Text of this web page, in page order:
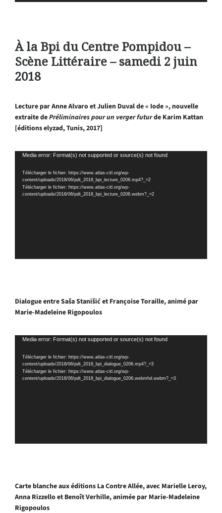
À la Bpi du Centre Pompidou –
Scène Littéraire – samedi 2 juin
2018
Lecture par Anne Alvaro et Julien Duval de « Iode », nouvelle
extraite dePréliminaires pour un verger futurde Karim Kattan
[éditions elyzad, Tunis, 2017]
Lecteur
Media error: Format(s) not supported or source(s) not found
Télécharger le fichier: https://www.atlas-citl.org/wp-
content/uploads/2018/06/pdt_2018_bpi_lecture_0206.mp4?_=2
Télécharger le fichier: https://www.atlas-citl.org/wp-
content/uploads/2018/06/pdt_2018_bpi_lecture_0206.webm?_=2
Dialogue entre Saša Stanišić et Françoise Toraille, animé par
Marie-Madeleine Rigopoulos
Lecteur
Media error: Format(s) not supported or source(s) not found
Télécharger le fichier: https://www.atlas-citl.org/wp-
content/uploads/2018/06/pdt_2018_bpi_dialogue_0206.mp4?_=3
Télécharger le fichier: https://www.atlas-citl.org/wp-
content/uploads/2018/06/pdt_2018_bpi_dialogue_0206.webmhd.webm?_=3
Carte blanche aux éditions La Contre Allée, avec Marielle Leroy,
Anna Rizzello et Benoît Verhille, animée par Marie-Madeleine
Rigopoulos